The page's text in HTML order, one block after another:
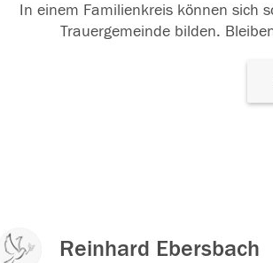
In einem Familienkreis können sich
Trauergemeinde bilden.
Reinhard Ebersbach